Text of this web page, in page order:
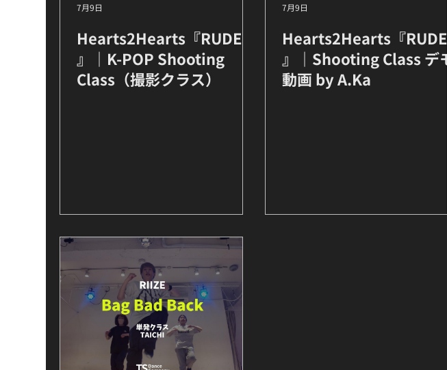
Hearts2Hearts『RUDE!
』｜K-POP Shooting
Class（撮影クラス）
7月9日
Hearts2Hearts『RUDE!
』｜Shooting Class デモ
動画 by A.Ka
7月9日